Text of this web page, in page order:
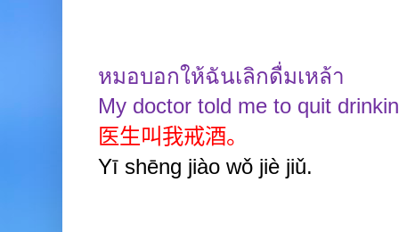
หมอบอกให้ฉันเลิกดื่มเหล้า
My doctor told me to quit
医生叫我戒酒。
Yī shēng jiào wǒ jiè jiǔ.